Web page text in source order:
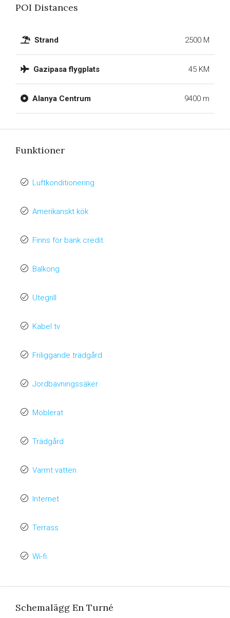
POI Distances
Strand 2500 M
Gazipasa flygplats 45 KM
Alanya Centrum 9400 m
Funktioner
Luftkonditionering
Amerikanskt kök
Finns för bank credit
Balkong
Utegrill
Kabel tv
Friliggande trädgård
Jordbävningssäker
Möblerat
Trädgård
Varmt vatten
Internet
Terrass
Wi-fi
Schemalägg En Turné